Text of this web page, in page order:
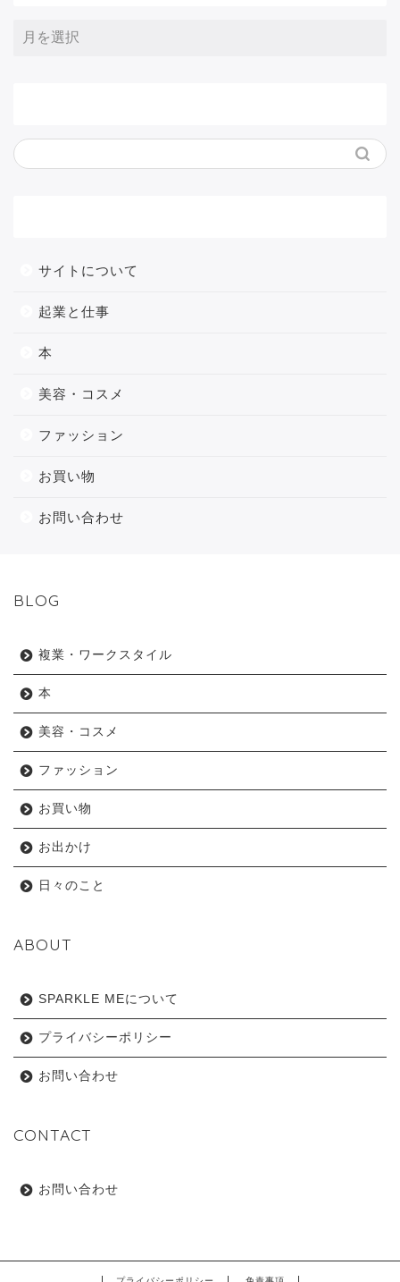
サイトについて
起業と仕事
本
美容・コスメ
ファッション
お買い物
お問い合わせ
BLOG
複業・ワークスタイル
本
美容・コスメ
ファッション
お買い物
お出かけ
日々のこと
ABOUT
SPARKLE MEについて
プライバシーポリシー
お問い合わせ
CONTACT
お問い合わせ